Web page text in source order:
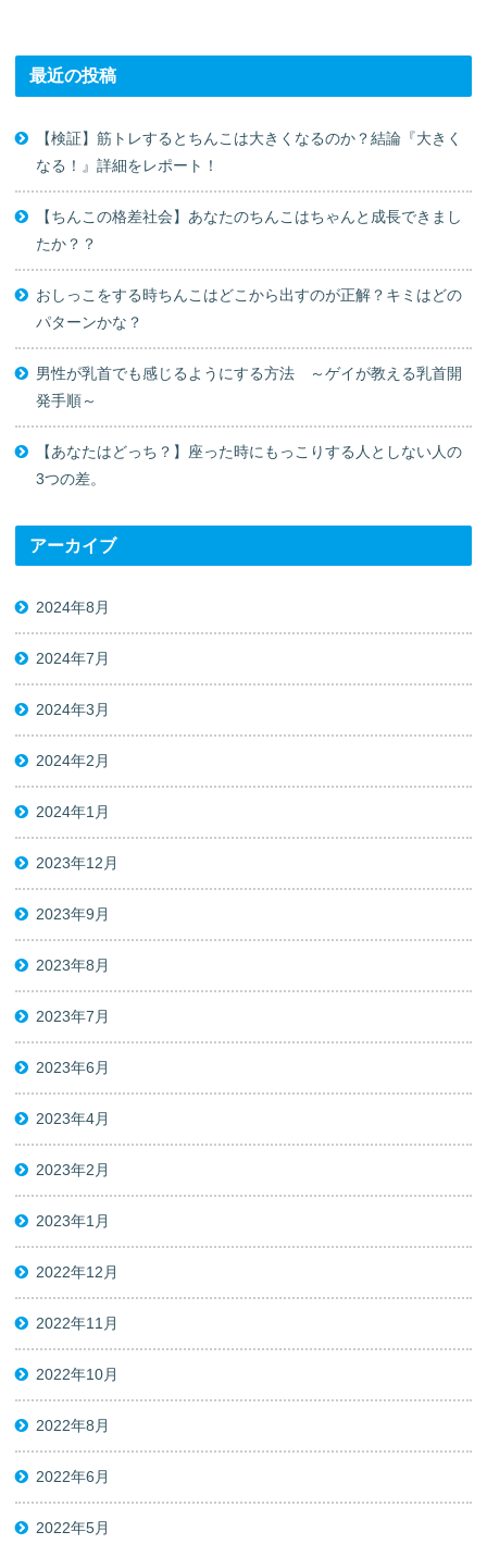
最近の投稿
【検証】筋トレするとちんこは大きくなるのか？結論『大きく
なる！』詳細をレポート！
【ちんこの格差社会】あなたのちんこはちゃんと成長できまし
たか？？
おしっこをする時ちんこはどこから出すのが正解？キミはどの
パターンかな？
男性が乳首でも感じるようにする方法 ～ゲイが教える乳首開
発手順～
【あなたはどっち？】座った時にもっこりする人としない人の
3つの差。
アーカイブ
2024年8月
2024年7月
2024年3月
2024年2月
2024年1月
2023年12月
2023年9月
2023年8月
2023年7月
2023年6月
2023年4月
2023年2月
2023年1月
2022年12月
2022年11月
2022年10月
2022年8月
2022年6月
2022年5月